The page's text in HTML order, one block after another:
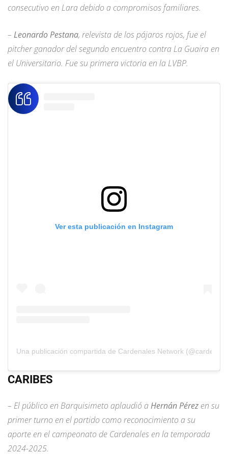
consecutivo en Lara debido a compromisos familiares.
– Leonardo Pestana, relevista de los pájaros rojos, fue el
pitcher ganador del segundo encuentro contra La Guaira en
el Universitario. Fue su primera victoria en la LVBP.
Ver esta publicación en Instagram
Una publicación compartida de Cardenales Network
CARIBES
– El público en Barquisimeto aplaudió aHernán Pérez en su
primer turno en el partido como reconocimiento a su
aporte en el campeonato de Cardenales en la temporada
2024-2025.